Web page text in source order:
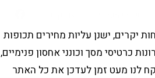
ציוד היקפי מחשבים וטאבלטים
יקרים, ישנן עליות מחירים תכופות
כרטיסי מסך וכונני אחסון פנימיים,
לנו מעט זמן לעדכן את כל האתר